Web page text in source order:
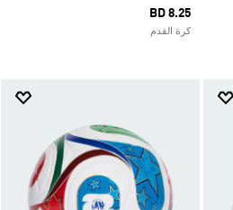
BD 8.25
كرة القدم